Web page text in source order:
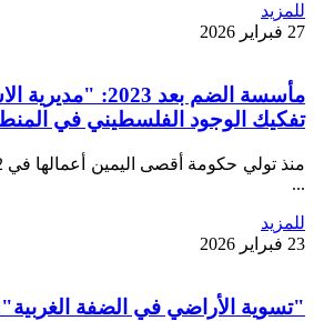
للمزيد
27 فبراير 2026
مأسسة الضم بعد
تفكيك الوجود الفلسطيني في
...
للمزيد
23 فبراير 2026
"تسوية الأراضي في الضفة